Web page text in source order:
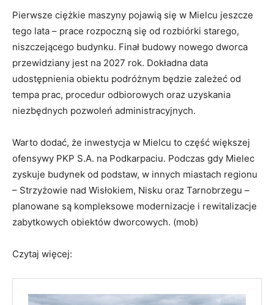
niszczejącego budynku. Finał budowy nowego dworca
przewidziany jest na 2027 rok. Dokładna data
udostępnienia obiektu podróżnym będzie zależeć od
tempa prac, procedur odbiorowych oraz uzyskania
niezbędnych pozwoleń administracyjnych.
Warto dodać, że inwestycja w Mielcu to część większej
zyskuje budynek od podstaw, w innych miastach regionu
– Strzyżowie nad Wisłokiem, Nisku oraz Tarnobrzegu –
planowane są kompleksowe modernizacje i rewitalizacje
zabytkowych obiektów dworcowych. (mob)
Czytaj więcej: